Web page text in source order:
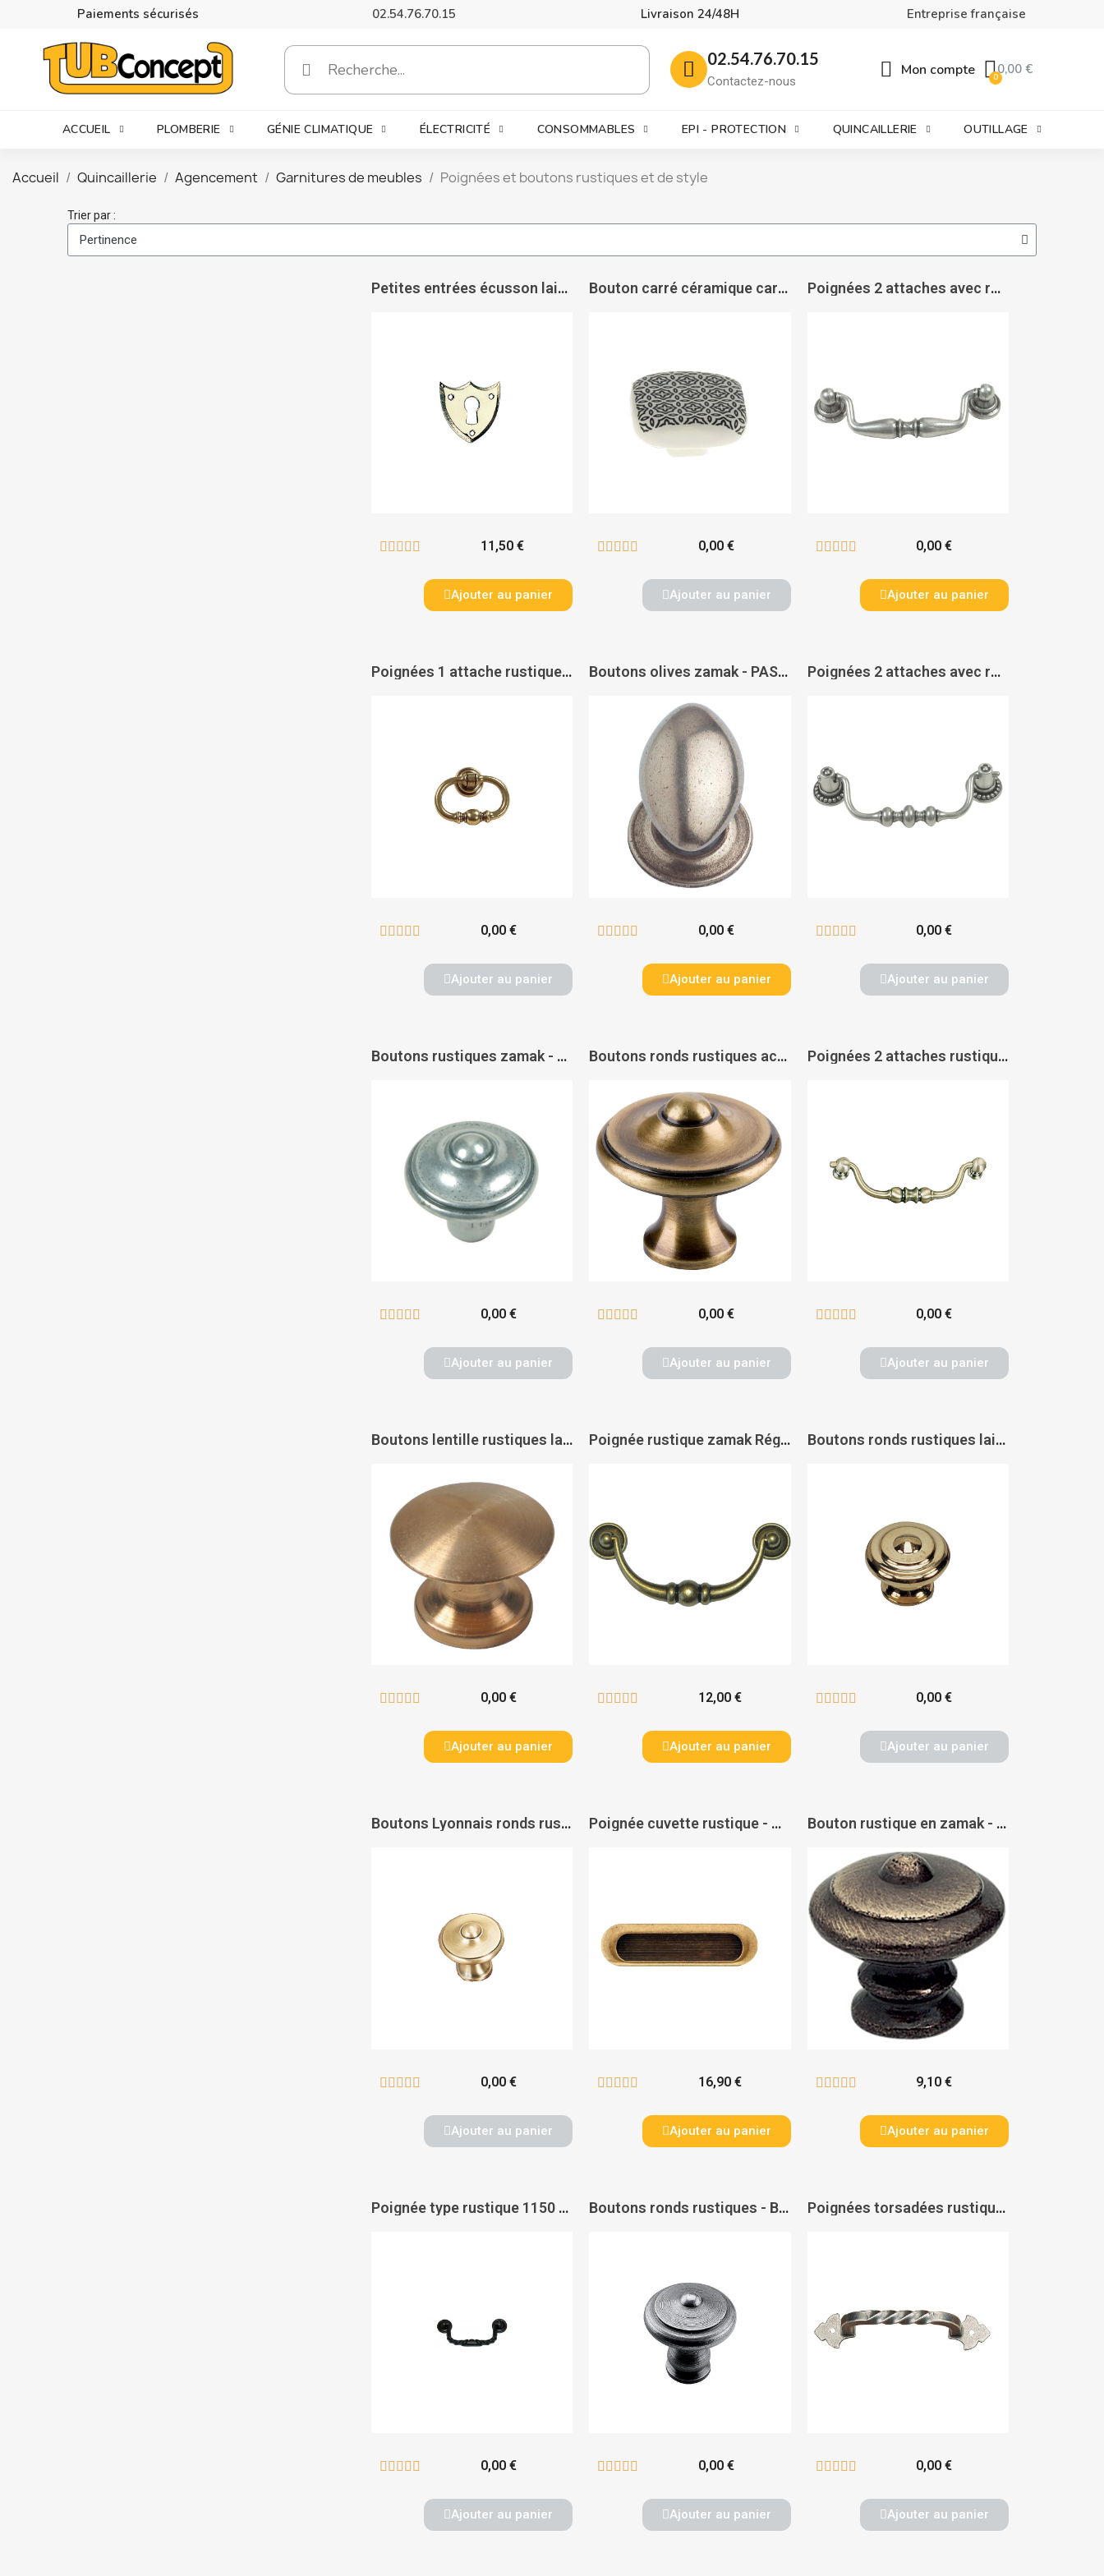
Paiements sécurisés 02.54.76.70.15 Livraison 24/48H Entreprise française
02.54.76.70.15
Contactez-nous
Mon compte 0,00 €
ACCUEIL PLOMBERIE GÉNIE CLIMATIQUE ÉLECTRICITÉ CONSOMMABLES EPI - PROTECTION QUINCAILLERIE OUTILLAGE
Accueil Quincaillerie Agencement Garnitures de meubles Poignées et boutons rustiques et de style
Trier par :
Petites entrées écusson laiton poli 4084 - DUBOIS
     11,50 €
Ajouter au panier
Bouton carré céramique carreau de ciment porcelaine - CADAP
     0,00 €
Ajouter au panier
Poignées 2 attaches avec rosaces - Classique - PAS DE MARQUE
     0,00 €
Ajouter au panier
Poignées 1 attache rustiques zamak 776 F - PAS DE MARQUE
     0,00 €
Ajouter au panier
Boutons olives zamak - PAS DE MARQUE
     0,00 €
Ajouter au panier
Poignées 2 attaches avec rosaces - Perlé - PAS DE MARQUE
     0,00 €
Ajouter au panier
Boutons rustiques zamak - PAS DE MARQUE
     0,00 €
Ajouter au panier
Boutons ronds rustiques acier - DUBOIS
     0,00 €
Ajouter au panier
Poignées 2 attaches rustiques laiton 1279 et 2020 - DUBOIS
     0,00 €
Ajouter au panier
Boutons lentille rustiques laiton - FERRASSE
     0,00 €
Ajouter au panier
Poignée rustique zamak Régence - CADAP
     12,00 €
Ajouter au panier
Boutons ronds rustiques laiton 1538 - DUBOIS
     0,00 €
Ajouter au panier
Boutons Lyonnais ronds rustiques laiton - DUBOIS
     0,00 €
Ajouter au panier
Poignée cuvette rustique - CADAP
     16,90 €
Ajouter au panier
Bouton rustique en zamak - CADAP
     9,10 €
Ajouter au panier
Poignée type rustique 1150 - CADAP
     0,00 €
Ajouter au panier
Boutons ronds rustiques - BOUVET
     0,00 €
Ajouter au panier
Poignées torsadées rustiques fer - BOUVET
     0,00 €
Ajouter au panier